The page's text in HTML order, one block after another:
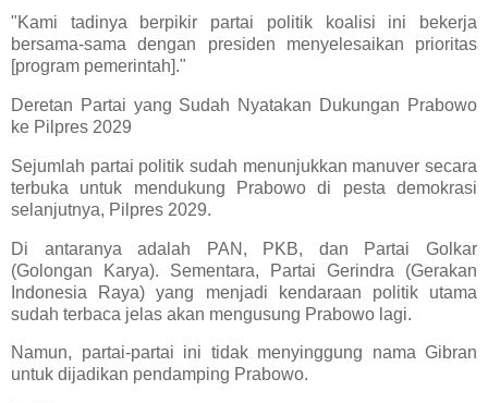
"Kami tadinya berpikir partai politik koalisi ini bekerja
bersama-sama dengan presiden menyelesaikan prioritas
[program pemerintah]."
Deretan Partai yang Sudah Nyatakan Dukungan Prabowo
ke Pilpres 2029
Sejumlah partai politik sudah menunjukkan manuver secara
terbuka untuk mendukung Prabowo di pesta demokrasi
selanjutnya, Pilpres 2029.
Di antaranya adalah PAN, PKB, dan Partai Golkar
(Golongan Karya). Sementara, Partai Gerindra (Gerakan
Indonesia Raya) yang menjadi kendaraan politik utama
sudah terbaca jelas akan mengusung Prabowo lagi.
Namun, partai-partai ini tidak menyinggung nama Gibran
untuk dijadikan pendamping Prabowo.